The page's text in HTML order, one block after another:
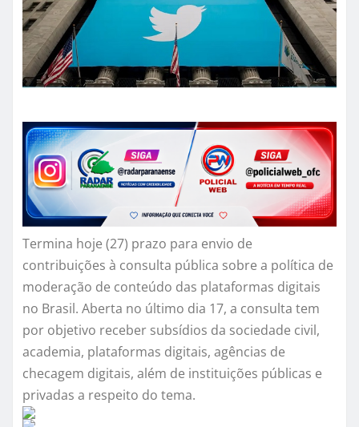
Termina hoje (27) prazo para envio de
contribuições à consulta pública sobre a política de
moderação de conteúdo das plataformas digitais
no Brasil. Aberta no último dia 17, a consulta tem
por objetivo receber subsídios da sociedade civil,
academia, plataformas digitais, agências de
checagem digitais, além de instituições públicas e
privadas a respeito do tema.